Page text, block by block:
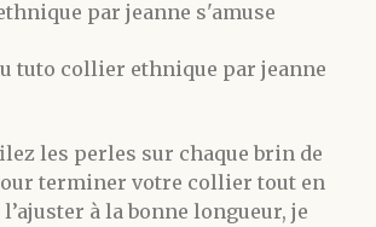
les perles sur chaque brin de
terminer votre collier tout en
à la bonne longueur, je